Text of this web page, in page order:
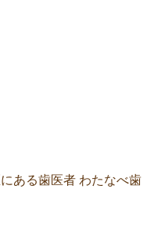
ある歯医者 わたなべ歯